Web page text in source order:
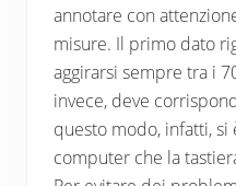
annotare con
misure. Il primo dato
aggirarsi sempre tra i
invece, deve
questo modo, infatti, si
computer che la